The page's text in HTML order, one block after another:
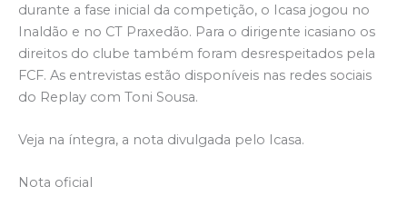
durante a fase inicial da competição, o Icasa jogou no
Inaldão e no CT Praxedão. Para o dirigente icasiano os
direitos do clube também foram desrespeitados pela
FCF. As entrevistas estão disponíveis nas redes sociais
do Replay com Toni Sousa.
Veja na íntegra, a nota divulgada pelo Icasa.
Nota oficial